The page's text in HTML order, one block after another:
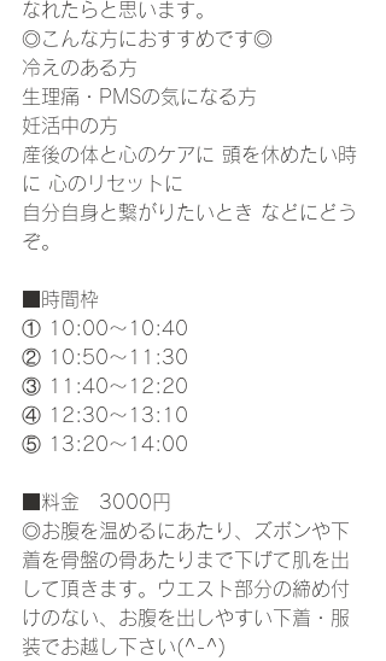
なれたらと思います。
◎こんな方におすすめです◎
冷えのある方
生理痛・PMSの気になる方
妊活中の方
産後の体と心のケアに 頭を休めたい時
に 心のリセットに
自分自身と繋がりたいとき などにどう
ぞ。
■時間枠
① 10:00〜10:40
② 10:50〜11:30
③ 11:40〜12:20
④ 12:30〜13:10
⑤ 13:20〜14:00
■料金　3000円
◎お腹を温めるにあたり、ズボンや下
着を骨盤の骨あたりまで下げて肌を出
して頂きます。ウエスト部分の締め付
けのない、お腹を出しやすい下着・服
装でお越し下さい(^-^)